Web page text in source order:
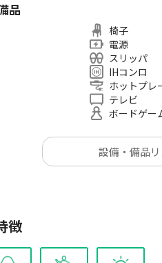
推し活
／懇親会
撮影／レッスン
りをお願いしております（オプ
・原状回復にご協力ください（
ラを設置しています
バコ含む）は一切禁止です。喫煙
合により、前日および当日の時
セージにて詳細をご案内いたしま
品
椅子
電源
スリッパ
IHコンロ
ホットプレ
テレビ
ボードゲー
設備・備品
徴